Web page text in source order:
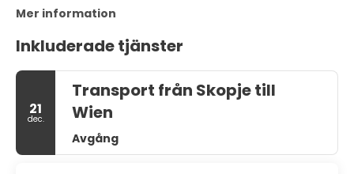
Mer information
Inkluderade tjänster
21
dec.
Transport från Skopje till
Wien
Avgång